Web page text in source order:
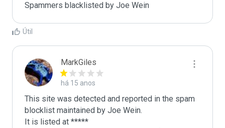
Spammers blacklisted by Joe Wein
Útil
MarkGiles
há 15 anos
This site was detected and reported in the spam
blocklist maintained by Joe Wein.
It is listed at *****